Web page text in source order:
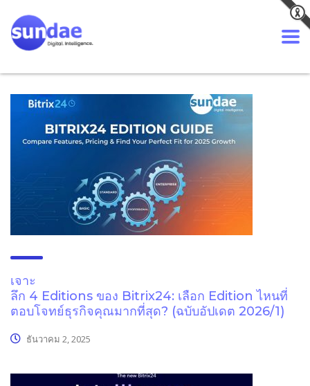
เจาะ
ลึก 4 Editions ของ Bitrix24: เลือก Edition ไหนที่
ตอบโจทย์ธุรกิจคุณมากที่สุด? (ฉบับอัปเดต 2026/1)
ธันวาคม 2, 2025